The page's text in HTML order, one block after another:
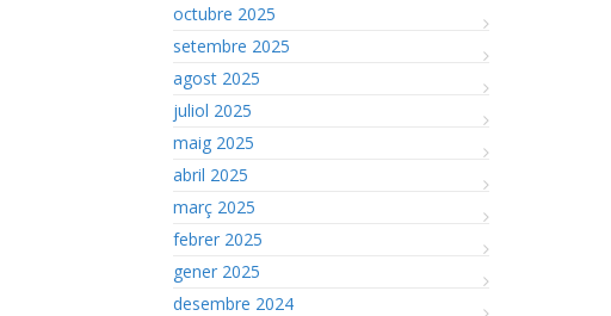
octubre 2025
setembre 2025
agost 2025
juliol 2025
maig 2025
abril 2025
març 2025
febrer 2025
gener 2025
desembre 2024